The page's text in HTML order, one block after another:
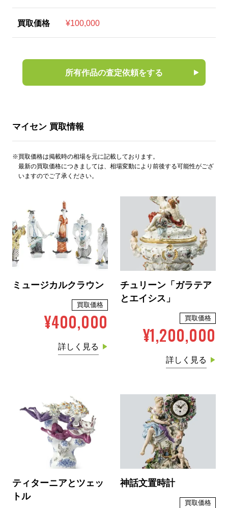
買取価格 ¥100,000
所有作品の査定依頼をする
マイセン 買取情報
※買取価格は掲載時の相場を元に記載しております。
最新の買取価格につきましては、相場変動により前後する可能性がござ
いますのでご了承ください。
ミュージカルクラウン
買取価格
¥400,000
詳しく見る
チュリーン「ガラテア
とエイシス」
買取価格
¥1,200,000
詳しく見る
ティターニアとツェッ
トル
神話文置時計
買取価格